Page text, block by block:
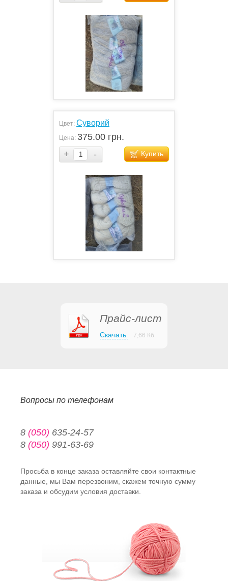
Цвет: Суворий
Цена: 375.00 грн.
+
- Купить
Прайс-лист
Скачать 7,66 Кб
Вопросы по телефонам
8 (050) 635-24-57
8 (050) 991-63-69
Просьба в конце заказа оставляйте свои контактные
данные, мы Вам перезвоним, скажем точную сумму
заказа и обсудим условия доставки.